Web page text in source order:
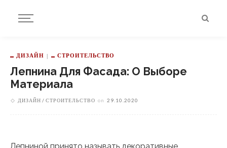
ДИЗАЙН СТРОИТЕЛЬСТВО
Лепнина Для Фасада: О Выборе
Материала
ДИЗАЙН СТРОИТЕЛЬСТВО on 29.10.2020
Лепниной принято называть декоративные